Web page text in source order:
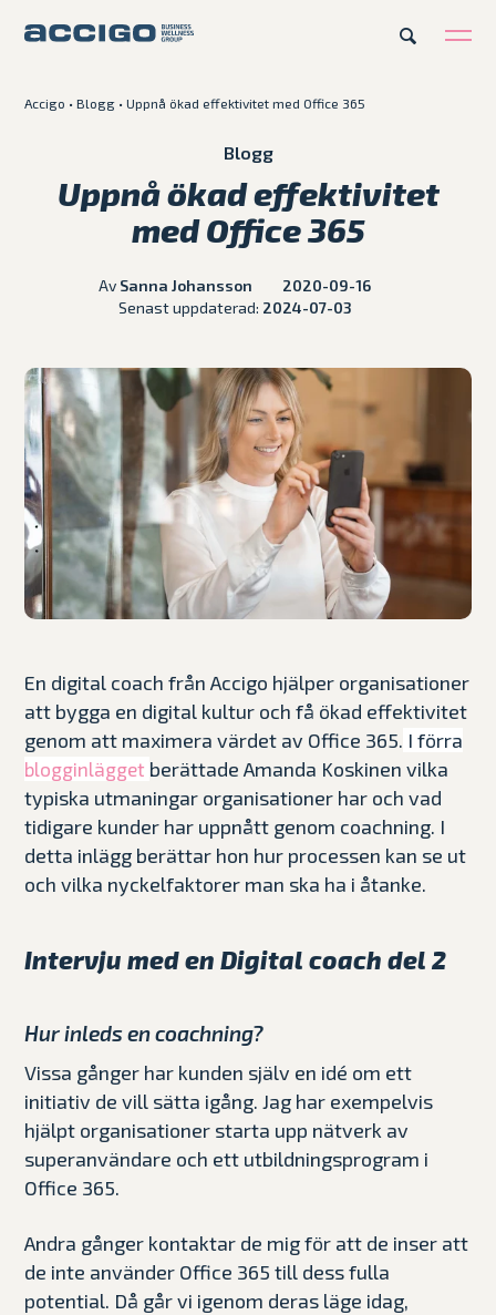
Erbjudande
Om Accigo
Våra case
Accigo •Blogg •Uppnå ökad effektivitet med Office 365
Blogg
Uppnå ökad effektivitet
med Office 365
Av Sanna Johansson
2020-09-16
Senast uppdaterad: 2024-07-03
En digital coach från Accigo hjälper organisationer
att bygga en digital kultur och få ökad effektivitet
genom att maximera värdet av Office 365. I förra
blogginlägget berättade Amanda Koskinen vilka
typiska utmaningar organisationer har och vad
tidigare kunder har uppnått genom coachning. I
detta inlägg berättar hon hur processen kan se ut
och vilka nyckelfaktorer man ska ha i åtanke.
Intervju med en Digital coach del 2
Hur inleds en coachning?
Vissa gånger har kunden själv en idé om ett
initiativ de vill sätta igång. Jag har exempelvis
hjälpt organisationer starta upp nätverk av
superanvändare och ett utbildningsprogram i
Office 365.
Andra gånger kontaktar de mig för att de inser att
de inte använder Office 365 till dess fulla
potential. Då går vi igenom deras läge idag,